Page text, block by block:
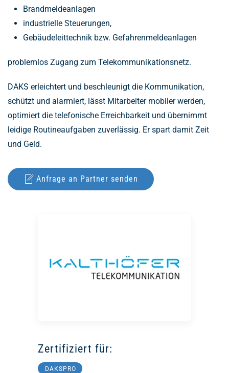
Brandmeldeanlagen
industrielle Steuerungen,
Gebäudeleittechnik bzw. Gefahrenmeldeanlagen
problemlos Zugang zum Telekommunikationsnetz.
DAKS erleichtert und beschleunigt die Kommunikation,
schützt und alarmiert, lässt Mitarbeiter mobiler werden,
optimiert die telefonische Erreichbarkeit und übernimmt
leidige Routineaufgaben zuverlässig. Er spart damit Zeit
und Geld.
Anfrage an Partner senden
Zertifiziert für:
DAKSPRO